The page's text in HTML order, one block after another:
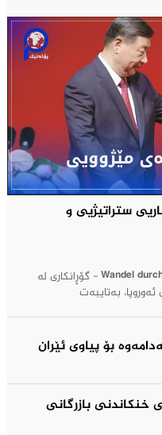
ستراتیژيی و
بۆ دوو دەیە، ستراتیژیەتی چین (Wandel durch Handel - گۆڕانکاری لە
بەتایبەت
بۆ پیاوی ئێران
خنكاندنی بازرگانی